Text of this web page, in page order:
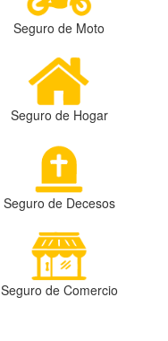
Seguro de Moto
Seguro de Hogar
Seguro de Decesos
Seguro de Comercio